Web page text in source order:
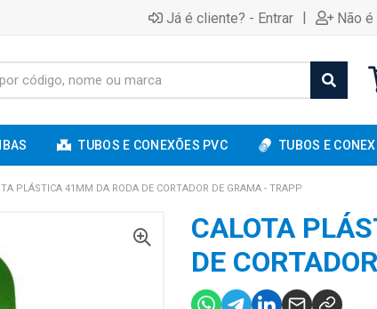
Já é cliente? - Entrar | Não
TUBOS E CONEXÕES PVC TUBOS E
PLÁSTICA 41MM DA RODA DE CORTADOR DE GRAMA - TRAPP
CALOTA
DE